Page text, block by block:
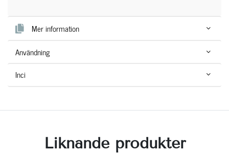
Mer information
Användning
Inci
Liknande produkter